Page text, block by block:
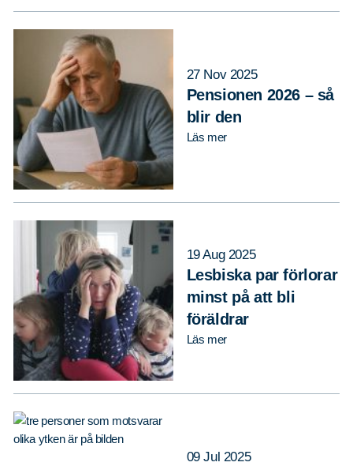
27 Nov 2025
Pensionen 2026 – så
blir den
Läs mer
19 Aug 2025
Lesbiska par förlorar
minst på att bli
föräldrar
Läs mer
09 Jul 2025